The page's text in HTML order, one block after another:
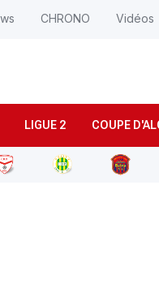
LIGUE 2 COUPE
CHRONO Vidéos